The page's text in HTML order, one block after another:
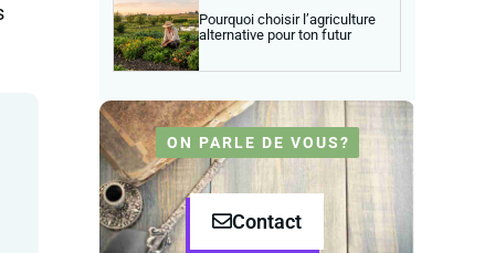
Pourquoi choisir l’agriculture
alternative pour ton futur
ON PARLE DE VOUS?
Contact